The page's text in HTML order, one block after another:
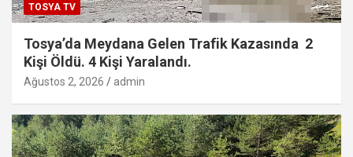
TOSYA TV
Tosya’da Meydana Gelen Trafik Kazasında 2
Kişi Öldü. 4 Kişi Yaralandı.
Ağustos 2, 2026 admin